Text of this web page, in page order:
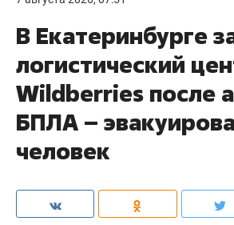
В Екатеринбурге
логистический
Wildberries после
БПЛА –
человек